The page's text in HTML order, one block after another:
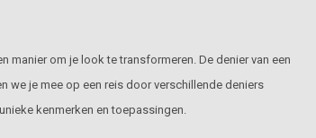
manier om je look te transformeren. De denier van een
we je mee op een reis door verschillende deniers
kenmerken en toepassingen.